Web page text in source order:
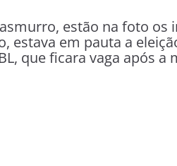
estão na foto os
estava em pauta a
que ficara vaga após a